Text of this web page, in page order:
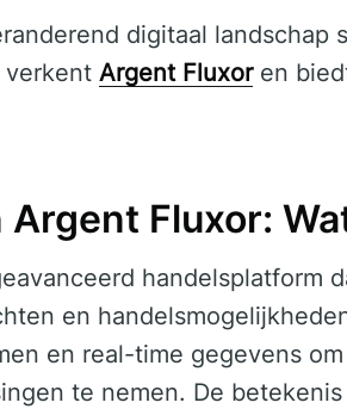
digitaal landschap
verkent Argent Fluxoren
Fluxor:
handelsplatform
en
en real-time gegevens
te nemen. De